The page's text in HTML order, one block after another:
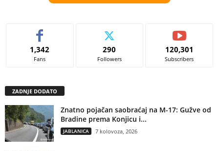
1,342
Fans
290
Followers
120,301
Subscribers
ZADNJE DODATO
Znatno pojačan saobraćaj na M-17: Gužve od
Bradine prema Konjicu i...
JABLANICA 7 kolovoza, 2026